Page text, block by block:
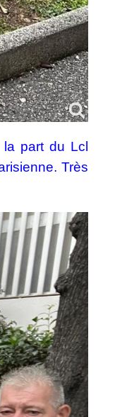
part du Lcl
Très